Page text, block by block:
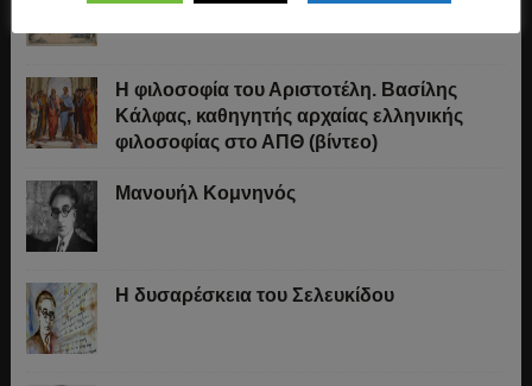
Η φιλοσοφία του Αριστοτέλη. Βασίλης
Κάλφας, καθηγητής αρχαίας ελληνικής
φιλοσοφίας στο ΑΠΘ (βίντεο)
Μανουήλ Κομνηνός
Η δυσαρέσκεια του Σελευκίδου